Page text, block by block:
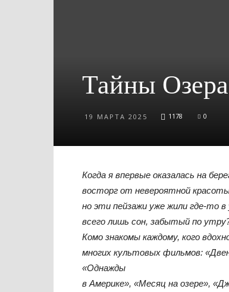
Тайны
19 МАРТА 2025 1178 0
Когда я впервые оказалась на
восторг от невероятной
но эти пейзажи уже жили где-то
всего лишь сон, забытый по
Комо знакомы каждому, кого
многих культовых фильмов:
«Однажды
в Америке», «Месяц на озере»,